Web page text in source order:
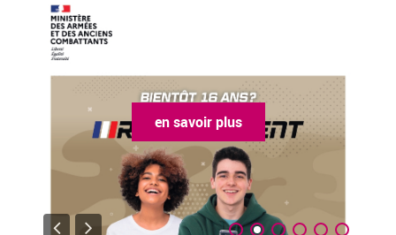
en savoir plus